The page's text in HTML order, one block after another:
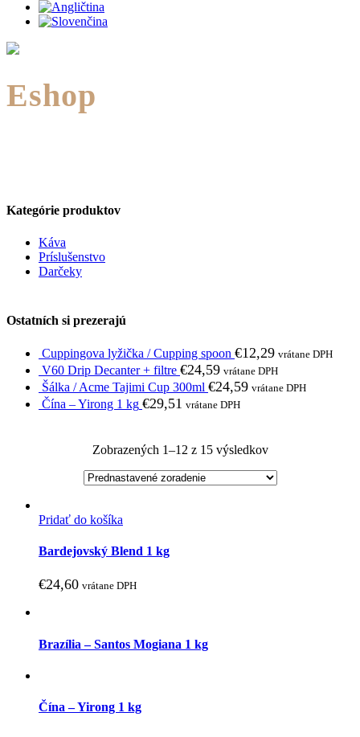
Eshop
Kategórie produktov
Káva
Príslušenstvo
Darčeky
Ostatních si prezerajú
Cuppingova lyžička / Cupping spoon €12,29 vrátane DPH
V60 Drip Decanter + filtre €24,59 vrátane DPH
Šálka / Acme Tajimi Cup 300ml €24,59 vrátane DPH
Čína – Yirong 1 kg €29,51 vrátane DPH
Zobrazených 1–12 z 15 výsledkov
Pridať do košíka
Bardejovský Blend 1 kg
€24,60 vrátane DPH
Brazília – Santos Mogiana 1 kg
Čína – Yirong 1 kg